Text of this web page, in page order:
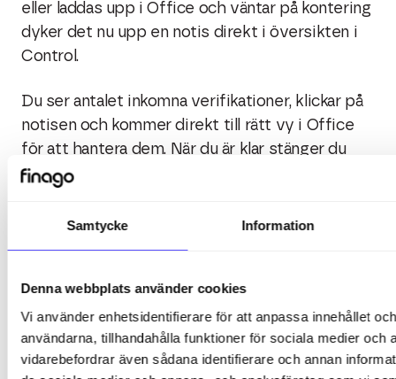
Samtycke Information
Denna webbplats använder cookies
Vi använder enhetsidentifierare för att anpassa innehållet
användarna, tillhandahålla funktioner för sociala medier och
vidarebefordrar även sådana identifierare och annan
eller laddas upp i Office och väntar på kontering
dyker det nu upp en notis direkt i översikten i
Control.
Du ser antalet inkomna verifikationer, klickar på
notisen och kommer direkt till rätt vy i Office
för att hantera dem. När du är klar stänger du
fönstret och aktiviteten markeras automatiskt
behöver göras – oavsett var i systemet
arbetet utförs.